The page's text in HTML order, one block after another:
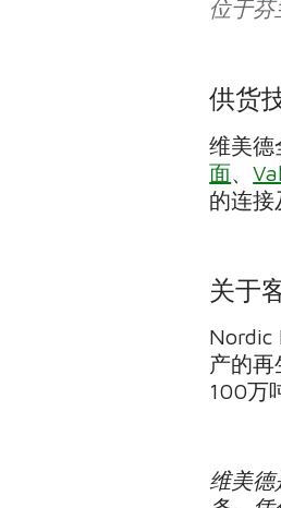
位于
供货
维美
面 、
的连接
关于
Nordic
产的
100万
维美